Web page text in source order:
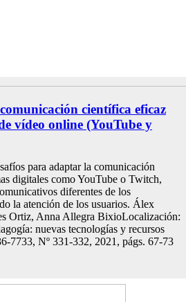
científica eficaz
vídeo online (YouTube y
para adaptar la comunicación
digitales como YouTube o Twitch,
diferentes de los
la atención de los usuarios. Álex
Ortiz, Anna Allegra BixioLocalización:
nuevas tecnologías y recursos
7733, Nº 331-332, 2021, págs. 67-73